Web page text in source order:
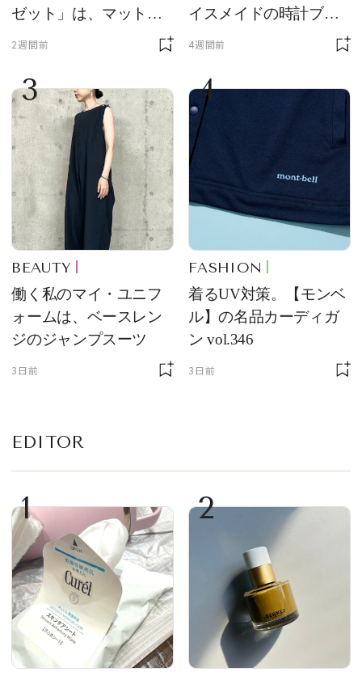
ゼット」は、マットな
2週間前
イスメイドの時計ブラ
ンド【フレデリック・
をレビュー。【それい
け！ 良品ハンター】
4週間前
3
BEAUTY
働く私のマイ・ユニフ
ォームは、ベースレン
ジのジャンプスーツ
3日前
4
FASHION
着るUV対策。【モンベ
ル】の名品カーディガ
ン vol.346
3日前
EDITOR
1 2